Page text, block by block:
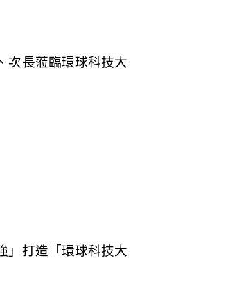
長蒞臨環球科技大
打造「環球科技大